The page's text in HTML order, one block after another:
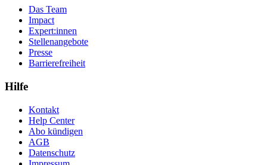
Das Team
Impact
Expert:innen
Stellenangebote
Presse
Barrierefreiheit
Hilfe
Kontakt
Help Center
Abo kündigen
AGB
Datenschutz